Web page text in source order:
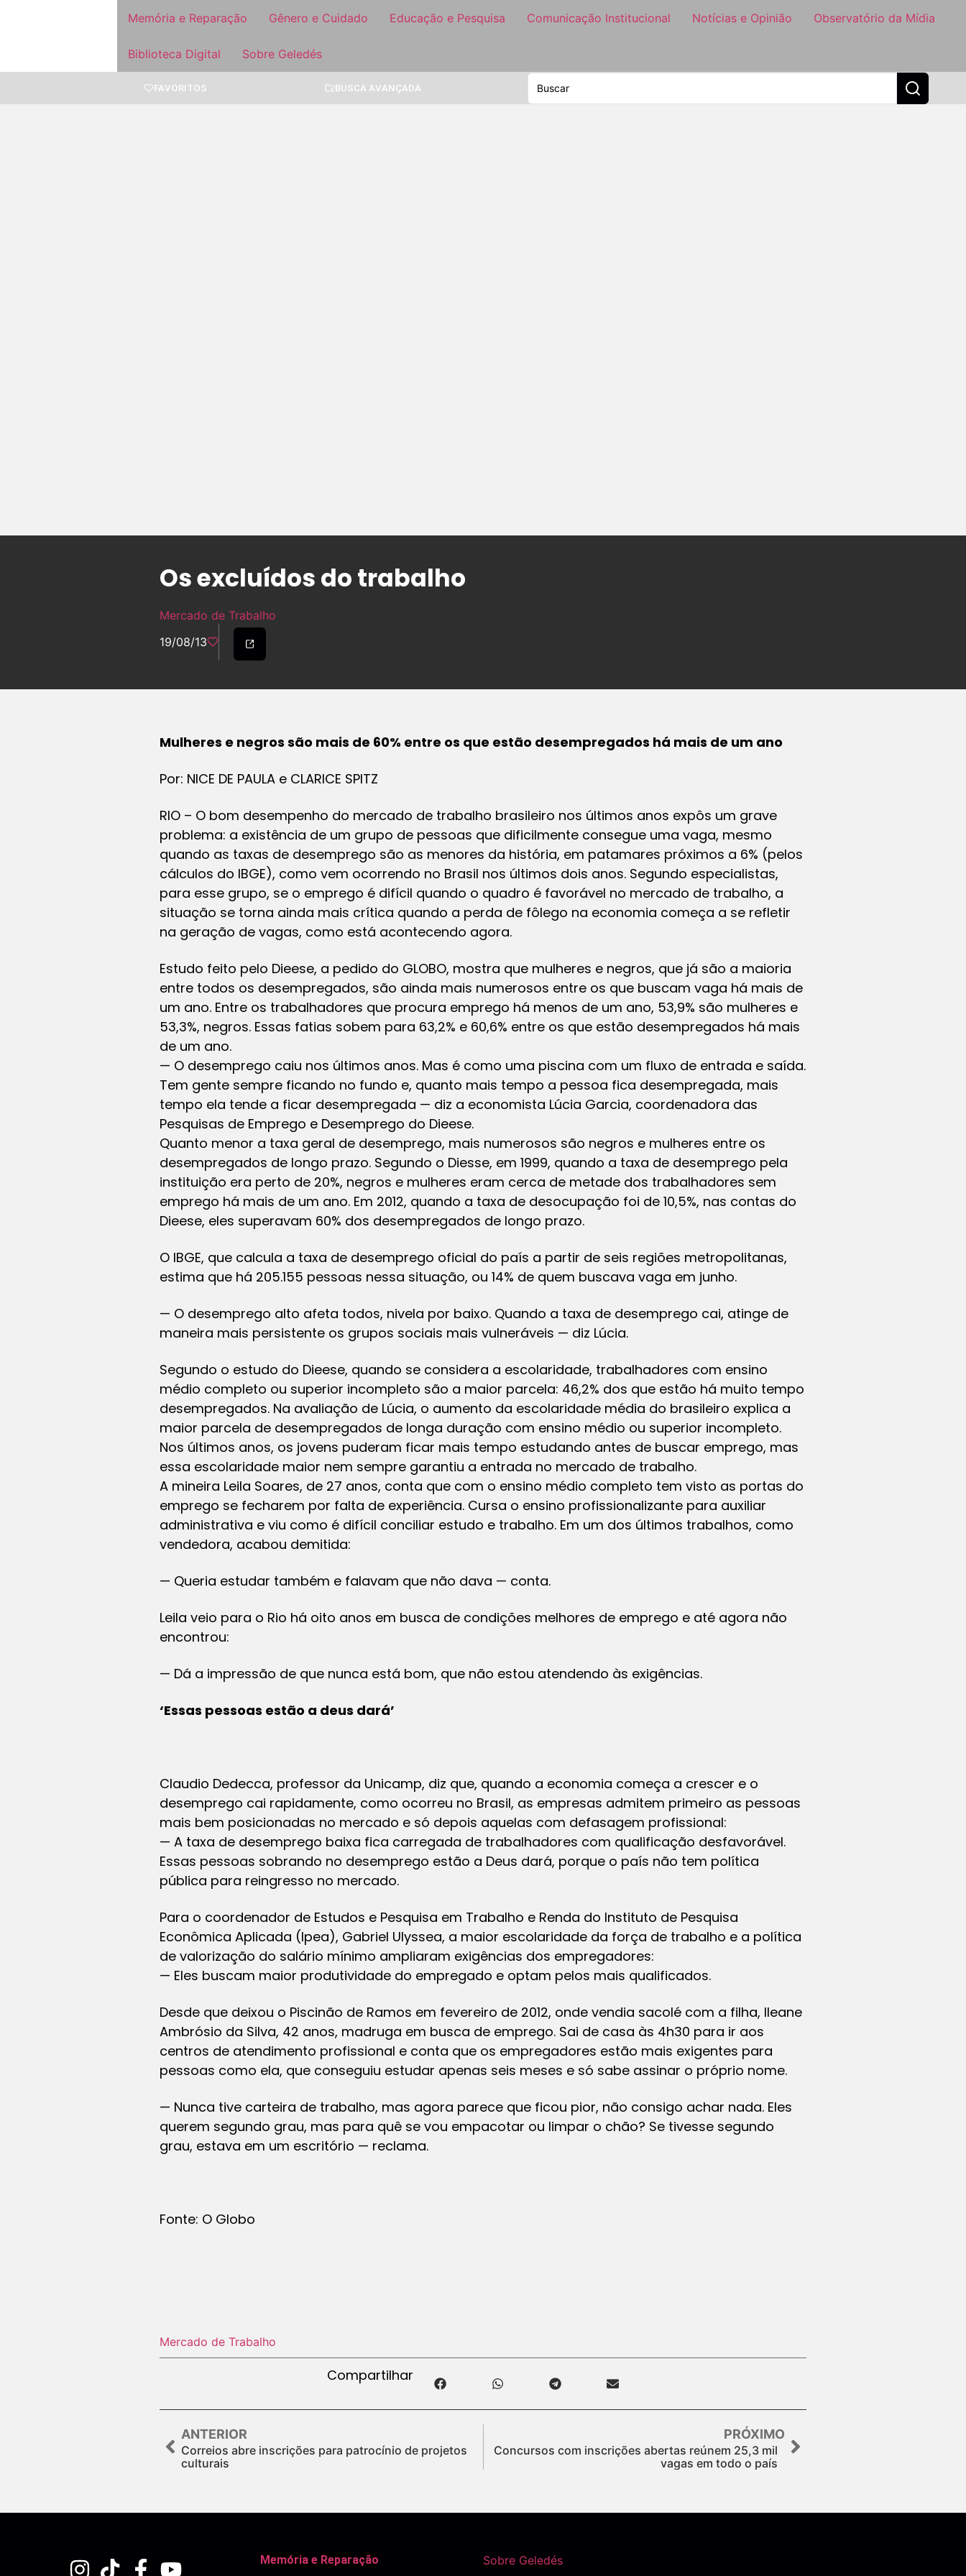
Memória e Reparação Gênero e Cuidado Educação e Pesquisa Comunicação Institucional Notícias e Opinião Observatório da Mídia
Biblioteca Digital Sobre Geledés
FAVORITOS BUSCA AVANÇADA
Os excluídos do trabalho
Mercado de Trabalho
19/08/13
Mulheres e negros são mais de 60% entre os que estão desempregados há mais de um ano
Por: NICE DE PAULA e CLARICE SPITZ
RIO – O bom desempenho do mercado de trabalho brasileiro nos últimos anos expôs um grave
problema: a existência de um grupo de pessoas que dificilmente consegue uma vaga, mesmo
quando as taxas de desemprego são as menores da história, em patamares próximos a 6% (pelos
cálculos do IBGE), como vem ocorrendo no Brasil nos últimos dois anos. Segundo especialistas,
para esse grupo, se o emprego é difícil quando o quadro é favorável no mercado de trabalho, a
situação se torna ainda mais crítica quando a perda de fôlego na economia começa a se refletir
na geração de vagas, como está acontecendo agora.
Estudo feito pelo Dieese, a pedido do GLOBO, mostra que mulheres e negros, que já são a maioria
entre todos os desempregados, são ainda mais numerosos entre os que buscam vaga há mais de
um ano. Entre os trabalhadores que procura emprego há menos de um ano, 53,9% são mulheres e
53,3%, negros. Essas fatias sobem para 63,2% e 60,6% entre os que estão desempregados há mais
de um ano.
— O desemprego caiu nos últimos anos. Mas é como uma piscina com um fluxo de entrada e saída.
Tem gente sempre ficando no fundo e, quanto mais tempo a pessoa fica desempregada, mais
tempo ela tende a ficar desempregada — diz a economista Lúcia Garcia, coordenadora das
Pesquisas de Emprego e Desemprego do Dieese.
Quanto menor a taxa geral de desemprego, mais numerosos são negros e mulheres entre os
desempregados de longo prazo. Segundo o Diesse, em 1999, quando a taxa de desemprego pela
instituição era perto de 20%, negros e mulheres eram cerca de metade dos trabalhadores sem
emprego há mais de um ano. Em 2012, quando a taxa de desocupação foi de 10,5%, nas contas do
Dieese, eles superavam 60% dos desempregados de longo prazo.
O IBGE, que calcula a taxa de desemprego oficial do país a partir de seis regiões metropolitanas,
estima que há 205.155 pessoas nessa situação, ou 14% de quem buscava vaga em junho.
— O desemprego alto afeta todos, nivela por baixo. Quando a taxa de desemprego cai, atinge de
maneira mais persistente os grupos sociais mais vulneráveis — diz Lúcia.
Segundo o estudo do Dieese, quando se considera a escolaridade, trabalhadores com ensino
médio completo ou superior incompleto são a maior parcela: 46,2% dos que estão há muito tempo
desempregados. Na avaliação de Lúcia, o aumento da escolaridade média do brasileiro explica a
maior parcela de desempregados de longa duração com ensino médio ou superior incompleto.
Nos últimos anos, os jovens puderam ficar mais tempo estudando antes de buscar emprego, mas
essa escolaridade maior nem sempre garantiu a entrada no mercado de trabalho.
A mineira Leila Soares, de 27 anos, conta que com o ensino médio completo tem visto as portas do
emprego se fecharem por falta de experiência. Cursa o ensino profissionalizante para auxiliar
administrativa e viu como é difícil conciliar estudo e trabalho. Em um dos últimos trabalhos, como
vendedora, acabou demitida:
— Queria estudar também e falavam que não dava — conta.
Leila veio para o Rio há oito anos em busca de condições melhores de emprego e até agora não
encontrou:
— Dá a impressão de que nunca está bom, que não estou atendendo às exigências.
‘Essas pessoas estão a deus dará’
Claudio Dedecca, professor da Unicamp, diz que, quando a economia começa a crescer e o
desemprego cai rapidamente, como ocorreu no Brasil, as empresas admitem primeiro as pessoas
mais bem posicionadas no mercado e só depois aquelas com defasagem profissional:
— A taxa de desemprego baixa fica carregada de trabalhadores com qualificação desfavorável.
Essas pessoas sobrando no desemprego estão a Deus dará, porque o país não tem política
pública para reingresso no mercado.
Para o coordenador de Estudos e Pesquisa em Trabalho e Renda do Instituto de Pesquisa
Econômica Aplicada (Ipea), Gabriel Ulyssea, a maior escolaridade da força de trabalho e a política
de valorização do salário mínimo ampliaram exigências dos empregadores:
— Eles buscam maior produtividade do empregado e optam pelos mais qualificados.
Desde que deixou o Piscinão de Ramos em fevereiro de 2012, onde vendia sacolé com a filha, Ileane
Ambrósio da Silva, 42 anos, madruga em busca de emprego. Sai de casa às 4h30 para ir aos
centros de atendimento profissional e conta que os empregadores estão mais exigentes para
pessoas como ela, que conseguiu estudar apenas seis meses e só sabe assinar o próprio nome.
— Nunca tive carteira de trabalho, mas agora parece que ficou pior, não consigo achar nada. Eles
querem segundo grau, mas para quê se vou empacotar ou limpar o chão? Se tivesse segundo
grau, estava em um escritório — reclama.
Fonte: O Globo
Mercado de Trabalho
Compartilhar
ANTERIOR
Correios abre inscrições para patrocínio de projetos
culturais
PRÓXIMO
Concursos com inscrições abertas reúnem 25,3 mil
vagas em todo o país
Memória e Reparação Sobre Geledés